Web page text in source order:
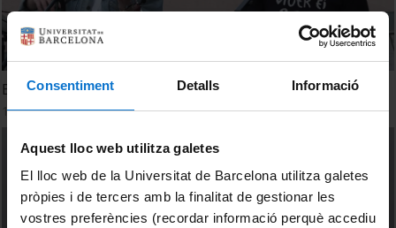
Consentiment Detalls Informació
Aquest lloc web utilitza galetes
El lloc web de la Universitat de Barcelona utilitza galetes
pròpies i de tercers amb la finalitat de gestionar les
vostres preferències (recordar informació perquè accediu
Es sons d’Aran. Tonho Cuito i Maika Casalí
12 maig, 2025